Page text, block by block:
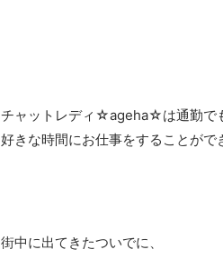
チャットレディ☆ageha☆は通勤で
好きな時間にお仕事をすることが
街中に出てきたついでに、